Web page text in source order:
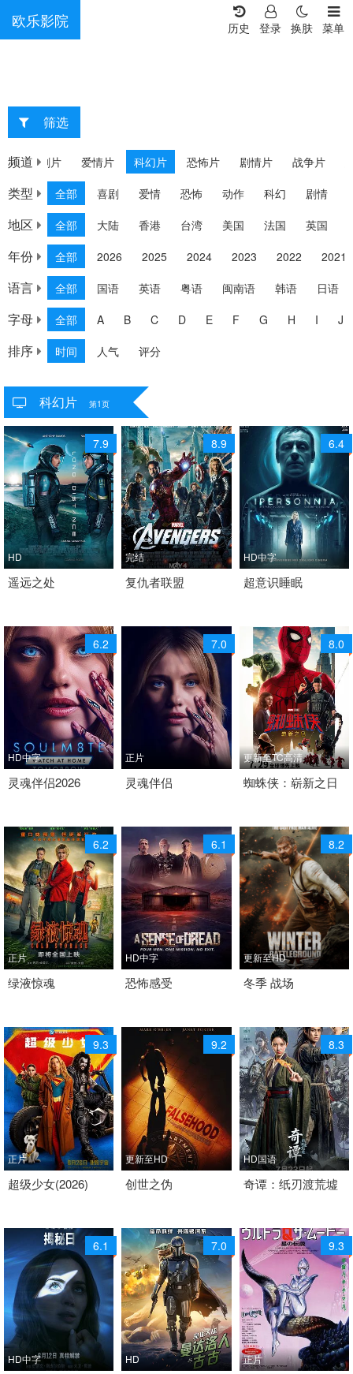
欧乐影院 菜单
换肤
登录
历史
筛选
频道喜剧片 爱情片 科幻片 恐怖片 剧情片 战争片
类型 全部 喜剧 爱情 恐怖 动作 科幻 剧情
地区 全部 大陆 香港 台湾 美国 法国 英国
年份 全部 2026 2025 2024 2023 2022 2021
语言 全部 国语 英语 粤语 闽南语 韩语 日语
字母 全部 A B C D E F G H I J
排序 时间 人气 评分
科幻片 第1页
7.9
HD
2024 / 美国 / 英语
遥远之处
8.9
完结
2012 / 美国 / 英语
复仇者联盟
6.4
HD中字
2022 / 意大利 / 意大利
科幻
超意识睡眠
6.2
HD中字
2025 / 美国 / 英语
灵魂伴侣2026
7.0
正片
2026 / 美国 / 英语
灵魂伴侣
8.0
更新至TC高清
2026 / 美国 / 英语
蜘蛛侠：崭新之日
6.2
正片
2026 /
绿液惊魂
6.1
HD中字
2026 / 美国 / 英语
恐怖感受
8.2
更新至HD
2026 / 美国 / 英语
冬季 战场
9.3
正片
2026 / 美国 / 英语
幻片
超级少女(2026)
9.2
更新至HD
2025 / 加拿大 / 英语
创世之伪
8.3
HD国语
2026 / 中国大陆 / 汉语
剧情 奇幻 科幻
奇谭：纸刃渡荒墟
6.1
HD中字
7.0
HD
9.3
正片